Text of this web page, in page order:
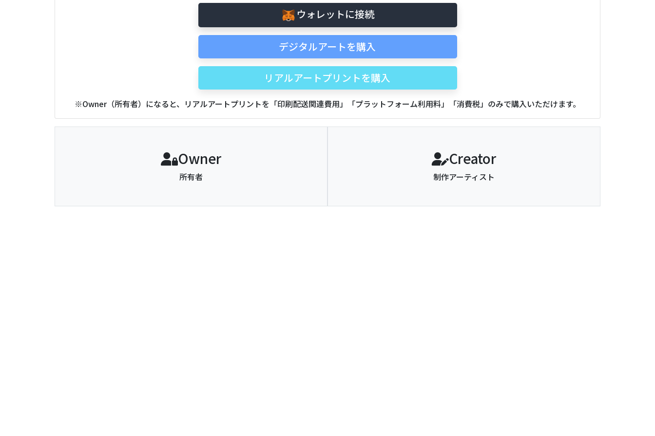
ウォレットに接続
デジタルアートを購入
リアルアートプリントを購入
※Owner（所有者）になると、リアルアートプリントを「印刷配送関連費用」「プラットフォーム利用料」「消費税」のみで購入いただけます。
Owner
所有者
Creator
制作アーティスト